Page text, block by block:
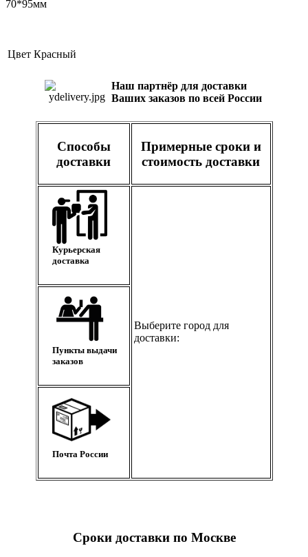
70*95мм
Цвет Красный
Наш партнёр для доставки
Ваших заказов по всей России
Способы
доставки
Примерные сроки и
стоимость доставки
Курьерская
доставка
Выберите город для
доставки:
Пункты выдачи
заказов
Почта России
Сроки доставки по Москве